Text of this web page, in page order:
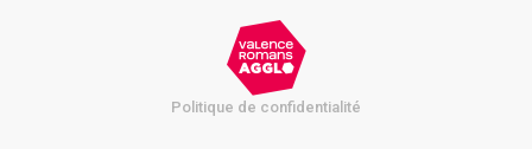
Politique de confidentialité